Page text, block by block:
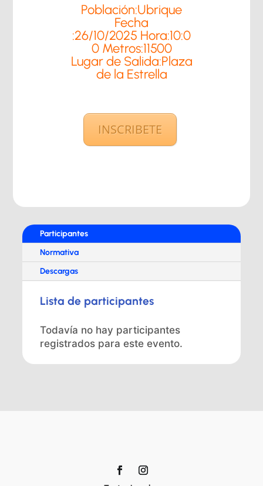
Población:Ubrique
Fecha
:26/10/2025 Hora:10:0
0 Metros:11500
Lugar de Salida:Plaza
de la Estrella
INSCRIBETE
Participantes
Normativa
Descargas
Lista de participantes
Todavía no hay participantes
registrados para este evento.